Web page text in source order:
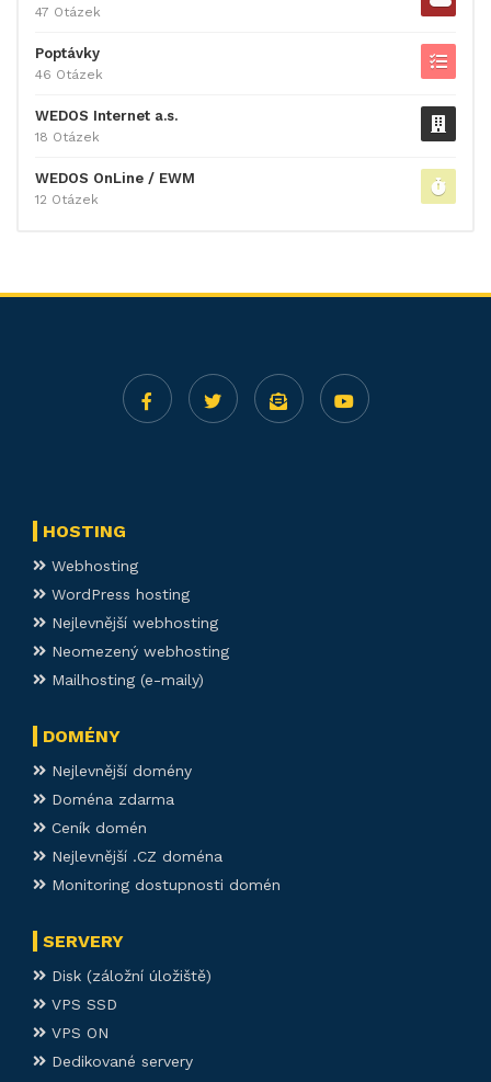
47 Otázek
Poptávky
46 Otázek
WEDOS Internet a.s.
18 Otázek
WEDOS OnLine / EWM
12 Otázek
HOSTING
Webhosting
WordPress hosting
Nejlevnější webhosting
Neomezený webhosting
Mailhosting (e-maily)
DOMÉNY
Nejlevnější domény
Doména zdarma
Ceník domén
Nejlevnější .CZ doména
Monitoring dostupnosti domén
SERVERY
Disk (záložní úložiště)
VPS SSD
VPS ON
Dedikované servery